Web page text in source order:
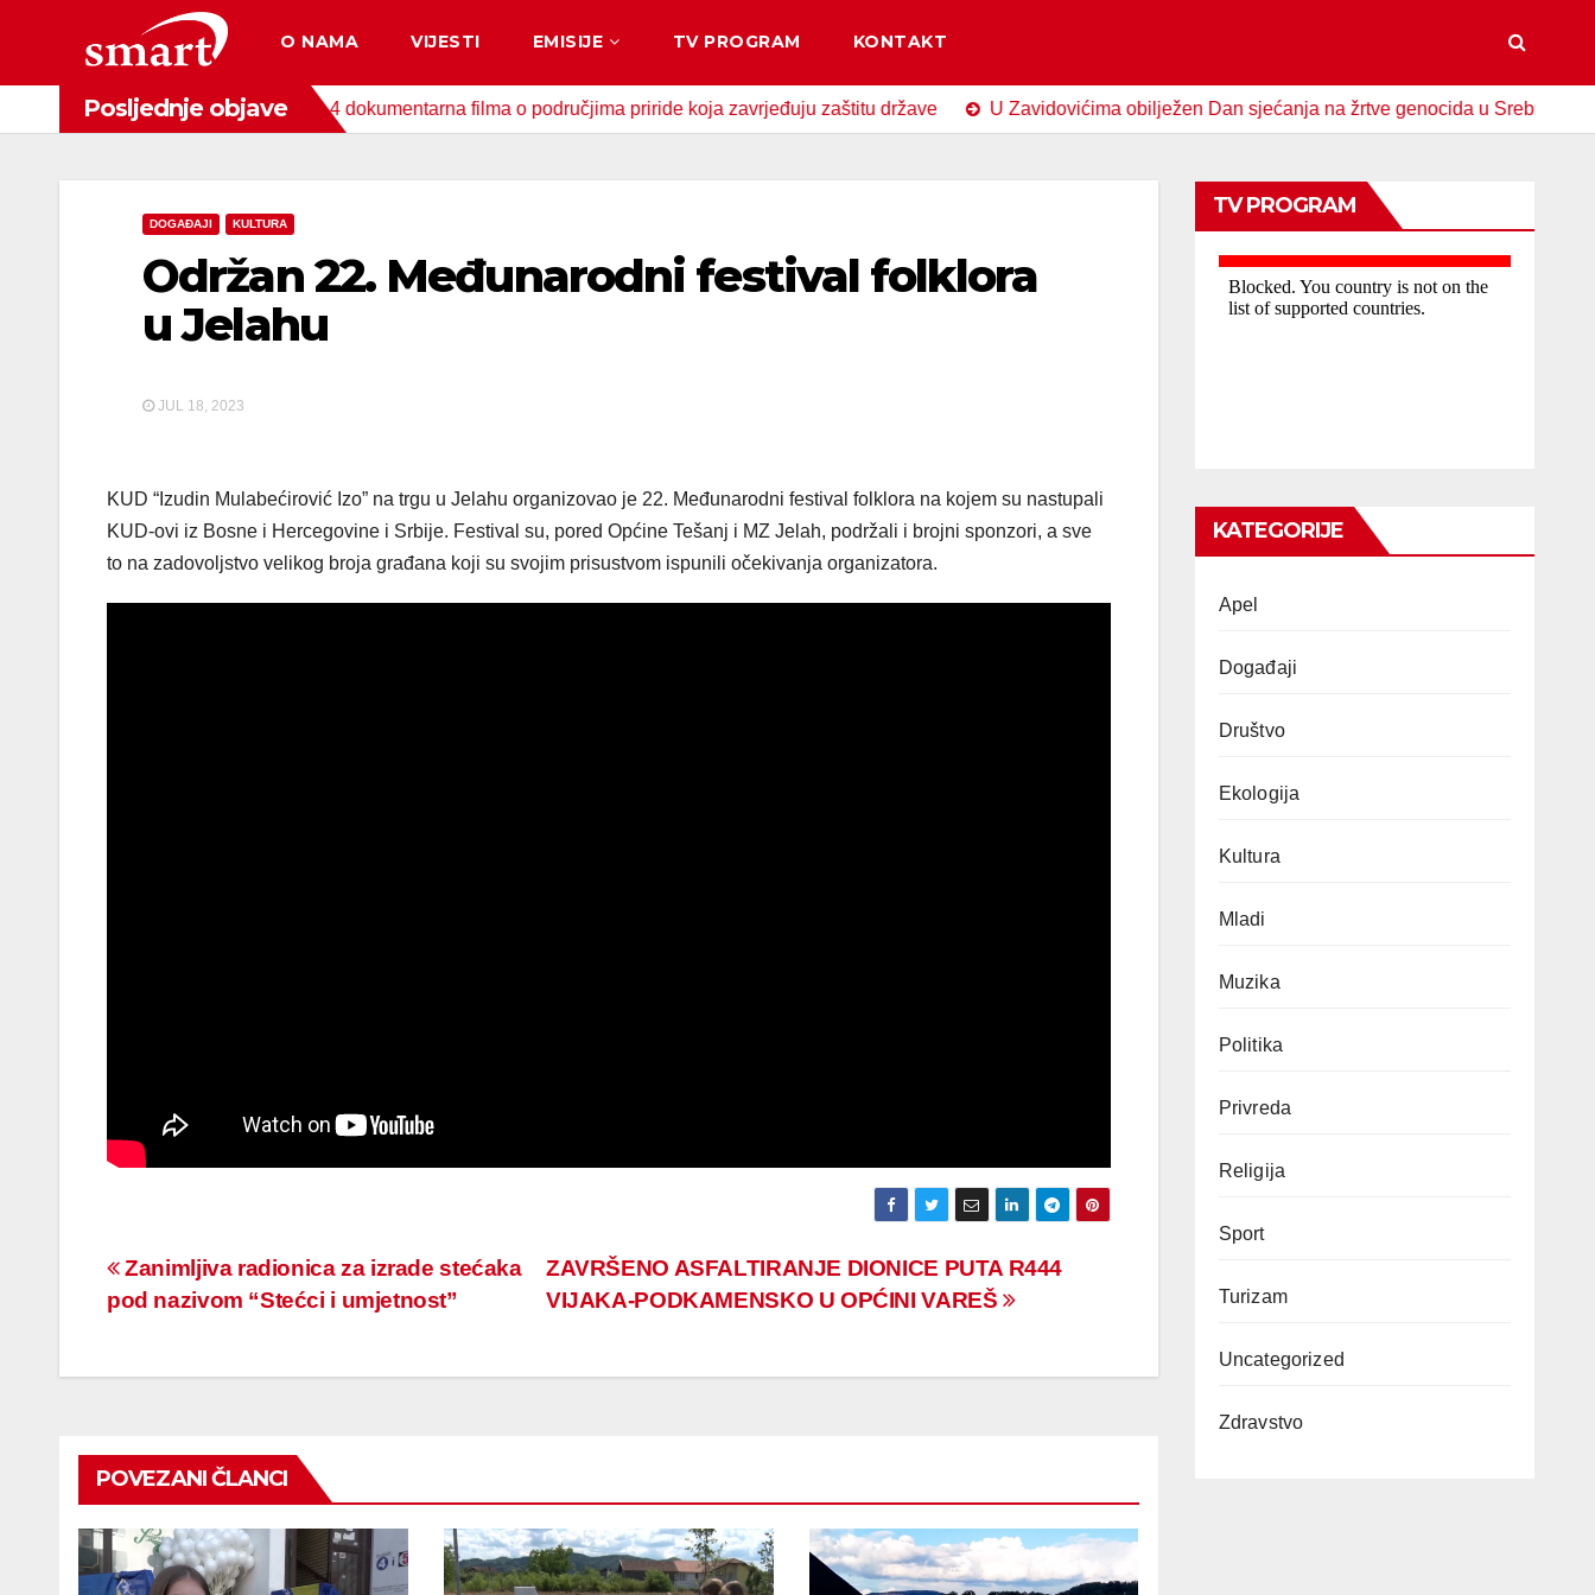
content
O NAMA VIJESTI EMISIJE TV PROGRAM KONTAKT
Posljednje objave
za zaštitu okoliša snimljena 4 dokumentarna filma o područjima priride koja zavrjeđuju zaštitu države U Zavidovićima obilježen Dan sjećanja na žrtve genocida u Srebrenici
DOGAĐAJI KULTURA
Održan 22. Međunarodni festival folklora
u Jelahu
JUL 18, 2023
KUD “Izudin Mulabećirović Izo” na trgu u Jelahu organizovao je 22. Međunarodni festival folklora na kojem su nastupali
KUD-ovi iz Bosne i Hercegovine i Srbije. Festival su, pored Općine Tešanj i MZ Jelah, podržali i brojni sponzori, a sve
to na zadovoljstvo velikog broja građana koji su svojim prisustvom ispunili očekivanja organizatora.
Navigacija
članaka
ZAVRŠENO ASFALTIRANJE DIONICE PUTA R444
VIJAKA-PODKAMENSKO U OPĆINI VAREŠ
Zanimljiva radionica za izrade stećaka
pod nazivom “Stećci i umjetnost”
POVEZANI ČLANCI
TV PROGRAM
KATEGORIJE
Apel
Događaji
Društvo
Ekologija
Kultura
Mladi
Muzika
Politika
Privreda
Religija
Sport
Turizam
Uncategorized
Zdravstvo